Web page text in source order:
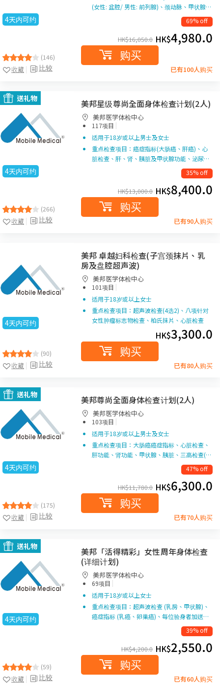
4天内可约
(146)
比较
收藏
(女性: 盆腔/ 男性: 前列腺)、颈动脉、甲状腺…
69% off
HK$16,050.0 HK$4,980.0
购买
已有100人购买
送礼物
4天内可约
(266)
比较
收藏
美邦星级尊尚全面身体检查计划(2人)
美邦医学体检中心
117项目 |
适用于18岁或以上男士及女士
重点检查项目：癌症指标(大肠癌、肝癌)、心
脏检查、肝、肾、胰脏及甲状腺功能、泌尿…
35% off
HK$13,000.0 HK$8,400.0
购买
已有90人购买
4天内可约
(90)
比较
收藏
美邦 卓越妇科检查(子宫颈抹片、乳
房及盘腔超声波)
美邦医学体检中心
101项目 |
适用于18岁或以上女士
重点检查项目：超声波检查(4选2)、八项针对
女性肿瘤标志物检查、柏氏抹片、心脏检查
HK$3,300.0
购买
已有80人购买
送礼物
4天内可约
(175)
比较
收藏
美邦尊尚全面身体检查计划(2人)
美邦医学体检中心
103项目 |
适用于18岁或以上男士及女士
重点检查项目：大肠癌癌症指标、心脏检查、
肝功能、肾功能、甲状腺、胰脏、三高检查(…
47% off
HK$11,780.0 HK$6,300.0
购买
已有70人购买
送礼物
4天内可约
(59)
比较
收藏
美邦「活得精彩」女性周年身体检查
(详细计划)
美邦医学体检中心
69项目 |
适用于18岁或以上女士
重点检查项目：超声波检查 (乳房、甲状腺)、
癌症指标 (乳癌、卵巢癌)、每位验身者加送…
39% off
HK$4,200.0 HK$2,550.0
购买
已有60人购买